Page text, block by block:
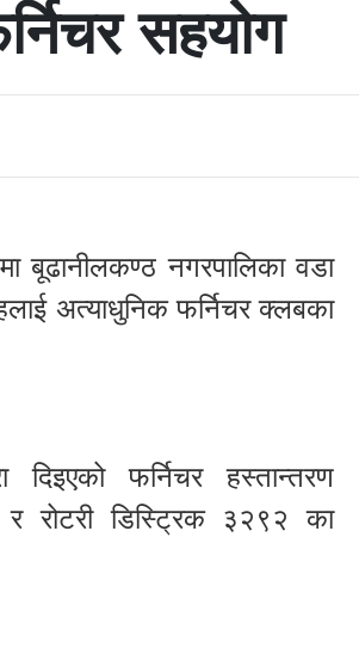
सहयोग
बूढानीलकण्ठ नगरपालिका वडा
अत्याधुनिक फर्निचर क्लबका
दिइएको फर्निचर हस्तान्तरण
र रोटरी डिस्ट्रिक ३२९२ का